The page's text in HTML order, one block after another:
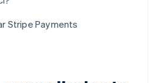
Stripe Payments